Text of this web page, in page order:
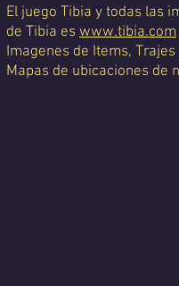
El juego Tibia y todas las
de Tibia es www.tibia.com
Imagenes de Items,
Mapas de ubicaciones de